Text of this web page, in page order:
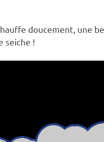
doucement, une
seiche !